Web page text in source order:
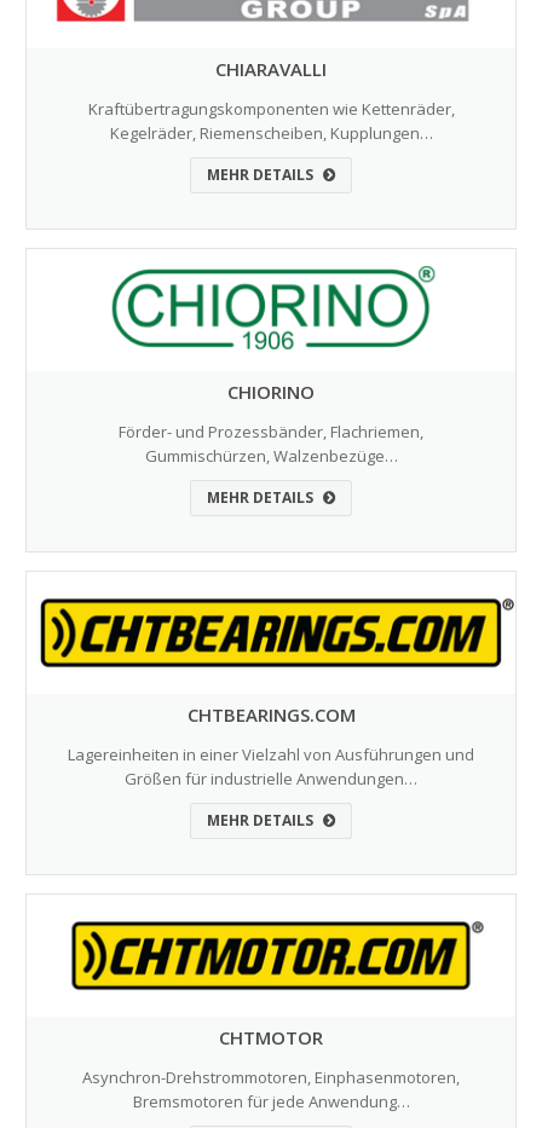
CHIARAVALLI
Kraftübertragungskomponenten wie Kettenräder,
Kegelräder, Riemenscheiben, Kupplungen…
MEHR DETAILS
CHIORINO
Förder- und Prozessbänder, Flachriemen,
Gummischürzen, Walzenbezüge…
MEHR DETAILS
CHTBEARINGS.COM
Lagereinheiten in einer Vielzahl von Ausführungen und
Größen für industrielle Anwendungen…
MEHR DETAILS
CHTMOTOR
Asynchron-Drehstrommotoren, Einphasenmotoren,
Bremsmotoren für jede Anwendung…